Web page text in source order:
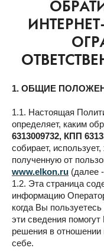
1. ОБЩИЕ
1.1. Настоящая
определяет, каким
6313009732, КПП
собирает,
полученную от
www.elkon.ru (далее
1.2. Эта страница
информацию
когда Вы
эти сведения
решения в
себе.